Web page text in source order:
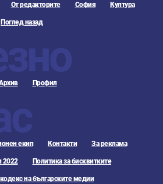
От редакторите София Култура
Поглед назад
Профил
екип Контакти За реклама
2022 Политика за бисквитките
на българските медии